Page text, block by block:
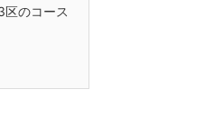
区のコース